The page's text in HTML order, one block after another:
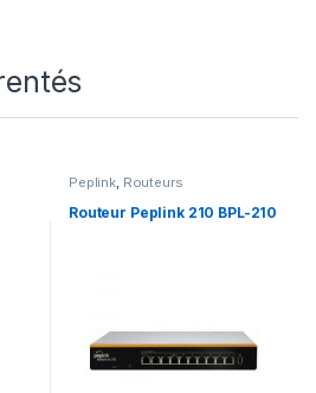
Peplink, Routeurs
Routeur Peplink 210 BPL-210